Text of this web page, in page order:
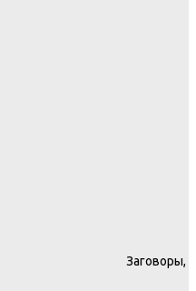
Заговоры,